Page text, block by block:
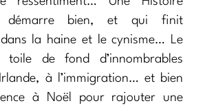
démarre bien, et qui finit
la haine et le cynisme… Le
de fond d’innombrables
à l’immigration… et bien
à Noël pour rajouter une